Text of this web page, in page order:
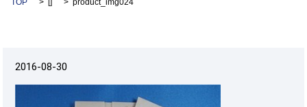
TOP [] product_img024
2016-08-30